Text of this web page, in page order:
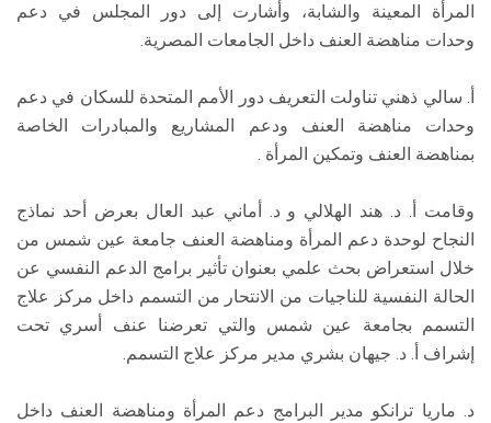
المرأة المعينة والشابة، وأشارت إلى دور المجلس في دعم
وحدات مناهضة العنف داخل الجامعات المصرية.
أ. سالي ذهني تناولت التعريف دور الأمم المتحدة للسكان في دعم
وحدات مناهضة العنف ودعم المشاريع والمبادرات الخاصة
بمناهضة العنف وتمكين المرأة .
وقامت أ. د. هند الهلالي و د. أماني عبد العال بعرض أحد نماذج
النجاح لوحدة دعم المرأة ومناهضة العنف جامعة عين شمس من
خلال استعراض بحث علمي بعنوان تأثير برامج الدعم النفسي عن
الحالة النفسية للناجيات من الانتحار من التسمم داخل مركز علاج
التسمم بجامعة عين شمس والتي تعرضنا عنف أسري تحت
إشراف أ. د. جيهان بشري مدير مركز علاج التسمم.
د. ماريا ترانكو مدير البرامج دعم المرأة ومناهضة العنف داخل